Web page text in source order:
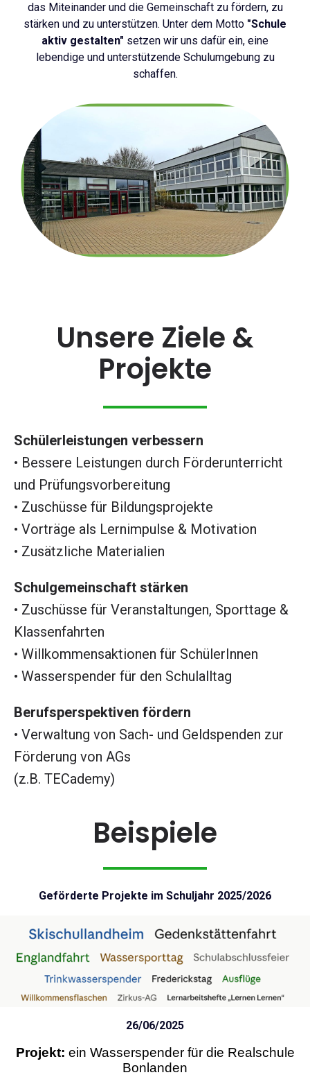
das Miteinander und die Gemeinschaft zu fördern, zu
stärken und zu unterstützen. Unter dem Motto "Schule
aktiv gestalten" setzen wir uns dafür ein, eine
lebendige und unterstützende Schulumgebung zu
schaffen.
Unsere Ziele &
Projekte
Schülerleistungen verbessern
• Bessere Leistungen durch Förderunterricht
und Prüfungsvorbereitung
• Zuschüsse für Bildungsprojekte
• Vorträge als Lernimpulse & Motivation
• Zusätzliche Materialien
Schulgemeinschaft stärken
• Zuschüsse für Veranstaltungen, Sporttage &
Klassenfahrten
• Willkommensaktionen für SchülerInnen
• Wasserspender für den Schulalltag
Berufsperspektiven fördern
• Verwaltung von Sach- und Geldspenden zur
Förderung von AGs
(z.B. TECademy)
Beispiele
Geförderte Projekte im Schuljahr 2025/2026
26/06/2025
Projekt: ein Wasserspender für die Realschule
Bonlanden